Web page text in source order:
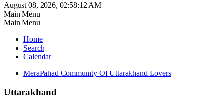
August 08, 2026, 02:58:12 AM
Main Menu
Main Menu
Home
Search
Calendar
MeraPahad Community Of Uttarakhand Lovers
Uttarakhand